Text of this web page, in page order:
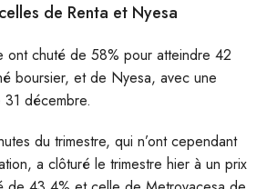
de Renta et Nyesa
chuté de 58% pour atteindre 42
boursier, et de Nyesa, avec une
décembre.
du trimestre, qui n’ont cependant
a clôturé le trimestre hier à un prix